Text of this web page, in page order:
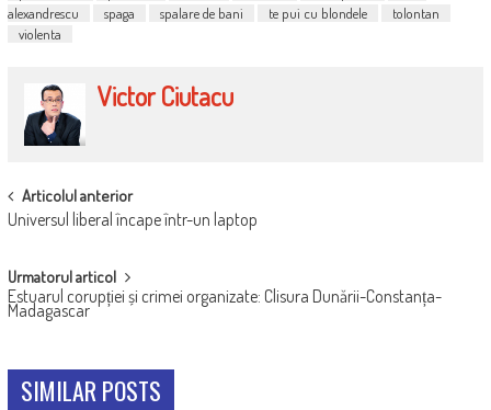
alexandrescu
spaga spalare de bani te pui cu blondele
tolontan
violenta
Victor Ciutacu
POST
NAVIGATION
Articolul anterior
Universul liberal încape într-un laptop
Urmatorul articol
Estuarul corupției și crimei organizate: Clisura Dunării-Constanța-
Madagascar
SIMILAR POSTS